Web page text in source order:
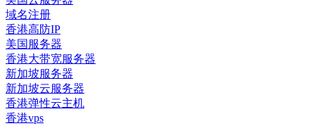
域名注册
香港高防IP
美国服务器
香港大带宽服务器
新加坡服务器
新加坡云服务器
香港弹性云主机
香港vps